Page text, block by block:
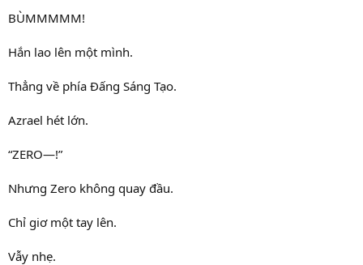
BÙMMMMM!
Hắn lao lên một mình.
Thẳng về phía Đấng Sáng Tạo.
Azrael hét lớn.
“ZERO—!”
Nhưng Zero không quay đầu.
Chỉ giơ một tay lên.
Vẫy nhẹ.